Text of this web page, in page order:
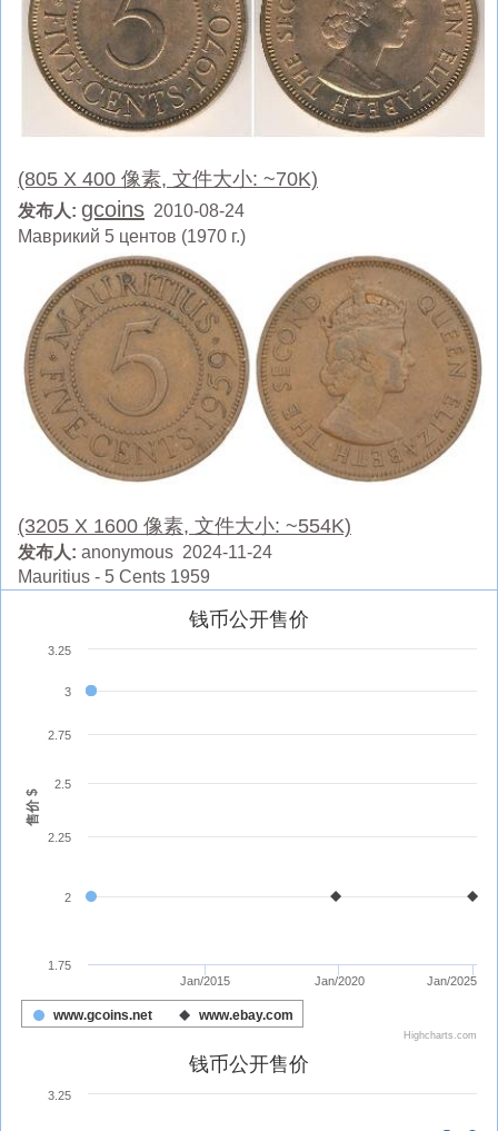
(805 X 400 像素, 文件大小: ~70K)
发布人: gcoins 2010-08-24
Маврикий 5 центов (1970 г.)
(3205 X 1600 像素, 文件大小: ~554K)
发布人: anonymous 2024-11-24
Mauritius - 5 Cents 1959